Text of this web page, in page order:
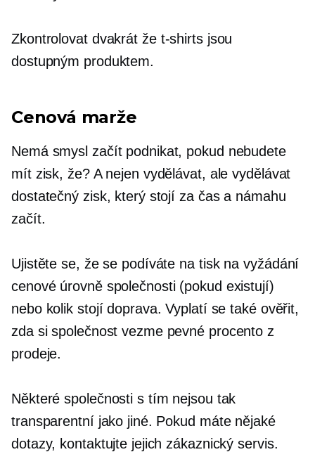
Zkontrolovat dvakrát že t-shirtsjsou
dostupným produktem.
Cenová marže
Nemá smysl začít podnikat, pokud nebudete
mít zisk, že? A nejen vydělávat, ale vydělávat
dostatečný zisk, který stojí za čas a námahu
začít.
Ujistěte se, že se podíváte na tisk na vyžádání
cenové úrovně společnosti (pokud existují)
nebo kolik stojí doprava. Vyplatí se také ověřit,
zda si společnost vezme pevné procento z
prodeje.
Některé společnosti s tím nejsou tak
transparentní jako jiné. Pokud máte nějaké
dotazy, kontaktujte jejich zákaznický servis.